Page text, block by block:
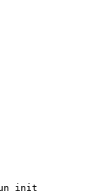
init